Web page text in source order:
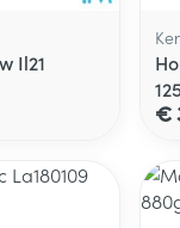
Il21
€